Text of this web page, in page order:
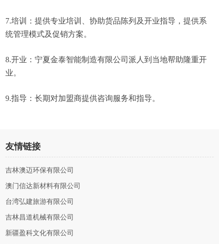
7.培训：提供专业培训、协助货品陈列及开业指导，提供系
统管理模式及促销方案。
8.开业：宁夏金泰智能制造有限公司派人到当地帮助隆重开
业。
9.指导：长期对加盟商提供咨询服务和指导。
友情链接
吉林澳迈环保有限公司
澳门信达新材料有限公司
台湾弘建旅游有限公司
吉林昌道机械有限公司
新疆盈科文化有限公司